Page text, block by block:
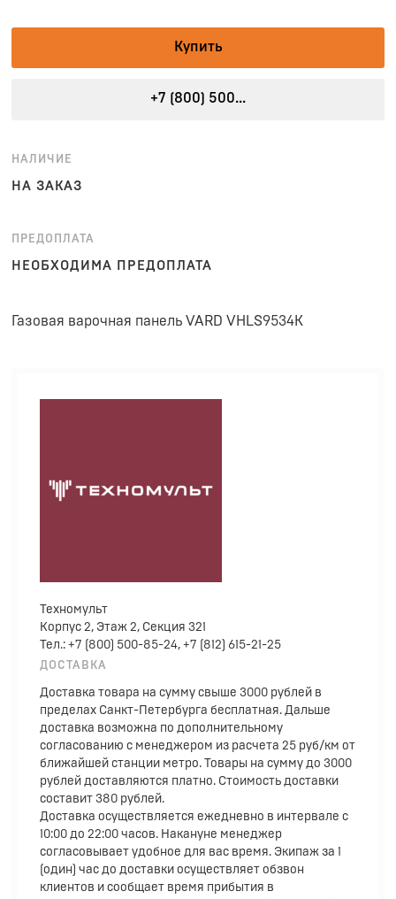
Купить
+7 (800) 500...
НАЛИЧИЕ
НА ЗАКАЗ
ПРЕДОПЛАТА
НЕОБХОДИМА ПРЕДОПЛАТА
Газовая варочная панель VARD VHLS9534K
Техномульт
Корпус 2, Этаж 2, Секция 321
Тел.: +7 (800) 500-85-24, +7 (812) 615-21-25
ДОСТАВКА
Доставка товара на сумму свыше 3000 рублей в
пределах Санкт-Петербурга бесплатная. Дальше
доставка возможна по дополнительному
согласованию с менеджером из расчета 25 руб/км от
ближайшей станции метро. Товары на сумму до 3000
рублей доставляются платно. Стоимость доставки
составит 380 рублей.
Доставка осуществляется ежедневно в интервале с
10:00 до 22:00 часов. Накануне менеджер
согласовывает удобное для вас время. Экипаж за 1
(один) час до доставки осуществляет обзвон
клиентов и сообщает время прибытия в